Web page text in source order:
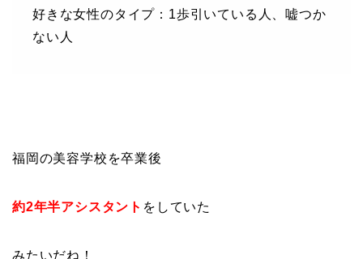
好きな女性のタイプ：1歩引いている人、嘘つか
ない人
福岡の美容学校を卒業後
約2年半アシスタント をしていた
みたいだね！